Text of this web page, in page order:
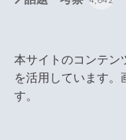
本サイトのコンテン
を活用しています。
す。